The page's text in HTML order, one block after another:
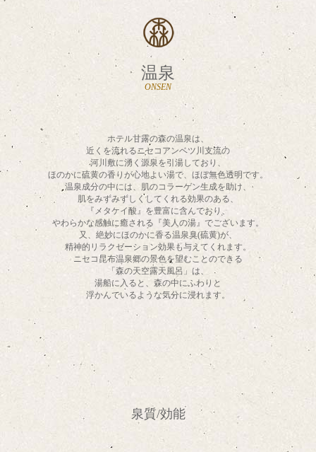
温泉
ONSEN
ホテル甘露の森の温泉は、
近くを流れるニセコアンベツ川支流の
河川敷に湧く源泉を引湯しており、
ほのかに硫黄の香りが心地よい湯で、ほぼ無色透明です。
温泉成分の中には、肌のコラーゲン生成を助け、
肌をみずみずしくしてくれる効果のある、
『メタケイ酸』を豊富に含んでおり、
やわらかな感触に癒される『美人の湯』でございます。
又、絶妙にほのかに香る温泉臭(硫黄)が、
精神的リラクゼーション効果も与えてくれます。
ニセコ昆布温泉郷の景色を望むことのできる
「森の天空露天風呂」は、
湯船に入ると、森の中にふわりと
浮かんでいるような気分に浸れます。
泉質/効能